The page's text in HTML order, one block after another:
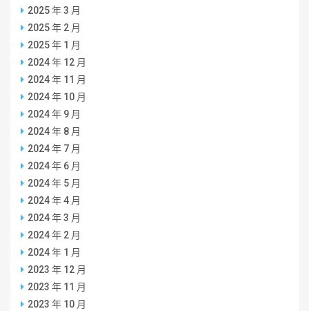
2025 年 3 月
2025 年 2 月
2025 年 1 月
2024 年 12 月
2024 年 11 月
2024 年 10 月
2024 年 9 月
2024 年 8 月
2024 年 7 月
2024 年 6 月
2024 年 5 月
2024 年 4 月
2024 年 3 月
2024 年 2 月
2024 年 1 月
2023 年 12 月
2023 年 11 月
2023 年 10 月